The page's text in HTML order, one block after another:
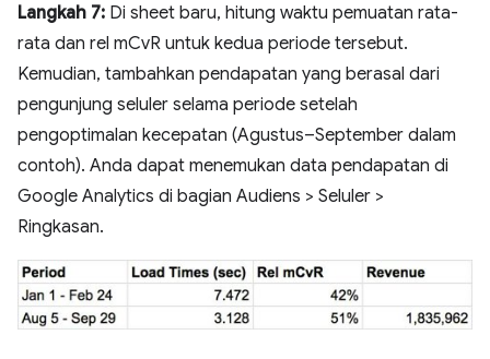
Langkah 7: Di sheet baru, hitung waktu pemuatan rata-
rata dan rel mCvR untuk kedua periode tersebut.
Kemudian, tambahkan pendapatan yang berasal dari
pengunjung seluler selama periode setelah
pengoptimalan kecepatan (Agustus–September dalam
contoh). Anda dapat menemukan data pendapatan di
Google Analytics di bagian Audiens > Seluler >
Ringkasan.